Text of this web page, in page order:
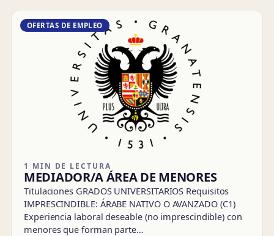
OFERTAS DE EMPLEO
1 MIN DE LECTURA
MEDIADOR/A ÁREA DE MENORES
Titulaciones GRADOS UNIVERSITARIOS Requisitos
IMPRESCINDIBLE: ÁRABE NATIVO O AVANZADO (C1)
Experiencia laboral deseable (no imprescindible) con
menores que forman parte…